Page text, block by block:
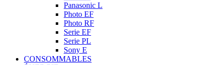
Panasonic L
Photo EF
Photo RF
Serie EF
Serie PL
Sony E
CONSOMMABLES